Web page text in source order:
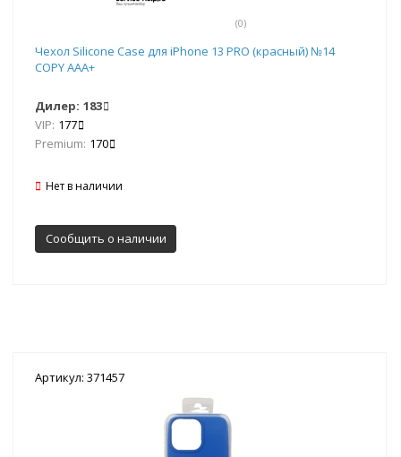
(0)
Чехол Silicone Case для iPhone 13 PRO (красный) №14
COPY AAA+
Дилер: 183
VIP: 177
Premium: 170
Нет в наличии
Сообщить о наличии
Артикул: 371457